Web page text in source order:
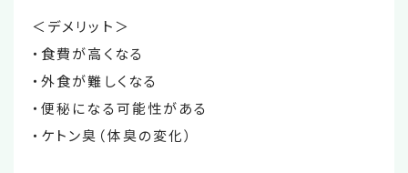
＜デメリット＞
・食費が高くなる
・外食が難しくなる
・便秘になる可能性がある
・ケトン臭（体臭の変化）